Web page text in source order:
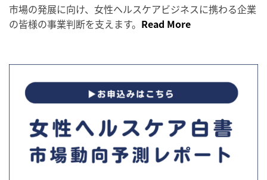
市場の発展に向け、女性ヘルスケアビジネスに携わる企業
の皆様の事業判断を支えます。 Read More